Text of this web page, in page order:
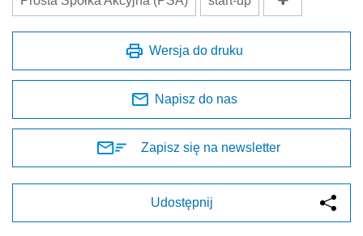
Wersja do druku
Napisz do nas
Zapisz się na newsletter
Udostępnij